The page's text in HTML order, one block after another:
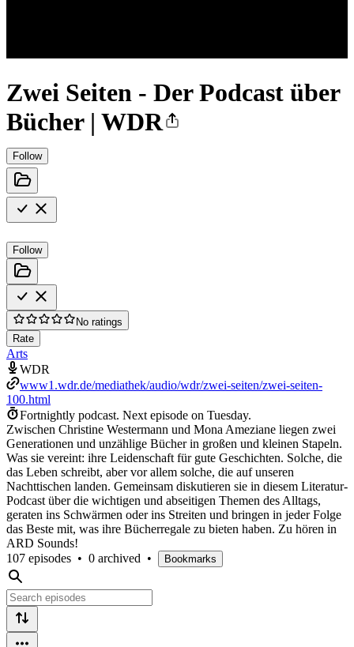
Zwei Seiten - Der Podcast über
Bücher | WDR
Follow
Follow
No ratings
Rate
Arts
WDR
www1.wdr.de/mediathek/audio/wdr/zwei-seiten/zwei-seiten-
100.html
Fortnightly podcast. Next episode on Tuesday.
Zwischen Christine Westermann und Mona Ameziane liegen zwei
Generationen und unzählige Bücher in großen und kleinen Stapeln.
Was sie vereint: ihre Leidenschaft für gute Geschichten. Solche, die
das Leben schreibt, aber vor allem solche, die auf unseren
Nachttischen landen. Gemeinsam diskutieren sie in diesem Literatur-
Podcast über die wichtigen und abseitigen Themen des Alltags,
geraten ins Schwärmen oder ins Streiten und bringen in jeder Folge
das Beste mit, was ihre Bücherregale zu bieten haben. Zu hören in
ARD Sounds!
107 episodes • 0 archived • Bookmarks